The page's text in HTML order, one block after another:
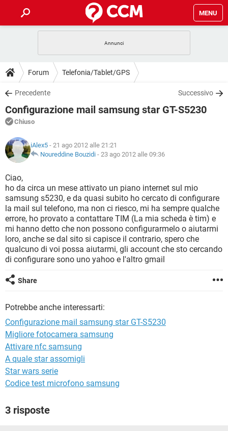
MENU
INTRATTENIMENTO ANDROID
iOS
INSTAGRAM WHATSAPP
TIKTOK
HARDWARE
GUIDE
COVID-19 GAMING
iOS
INSTAGRAM
TIKTOK FACEBOOK
DOWNLOAD
COVID-19 GAMING
INTRATTENIMENTO
iOS
INSTAGRAM
TIKTOK
HARDWARE
FORUM
COVID-19
INTRATTENIMENTO ANDROID
INSTAGRAM WHATSAPP
TIKTOK FACEBOOK
HARDWARE
GLOSSARIO
COVID-19
INTRATTENIMENTO
iOS WINDOWS 10
INSTAGRAM WHATSAPP
TIKTOK FACEBOOK
HARDWARE
Forum Telefonia/Tablet/GPS
Precedente Successivo
Configurazione mail samsung star GT-S5230
Chiuso
iAlex5 - 21 ago 2012 alle 21:21
Noureddine Bouzidi - 23 ago 2012 alle 09:36
Ciao,
ho da circa un mese attivato un piano internet sul mio
samsung s5230, e da quasi subito ho cercato di configurare
la mail sul telefono, ma non ci riesco, mi ha sempre qualche
errore, ho provato a contattare TIM (La mia scheda è tim) e
mi hanno detto che non possono configurarmelo o aiutarmi
loro, anche se dal sito si capisce il contrario, spero che
qualcuno di voi possa aiutarmi, gli account che sto cercando
di configurare sono uno yahoo e l'altro gmail
Share
Potrebbe anche interessarti:
Configurazione mail samsung star GT-S5230
Migliore fotocamera samsung
Attivare nfc samsung
A quale star assomigli
Star wars serie
Codice test microfono samsung
3 risposte